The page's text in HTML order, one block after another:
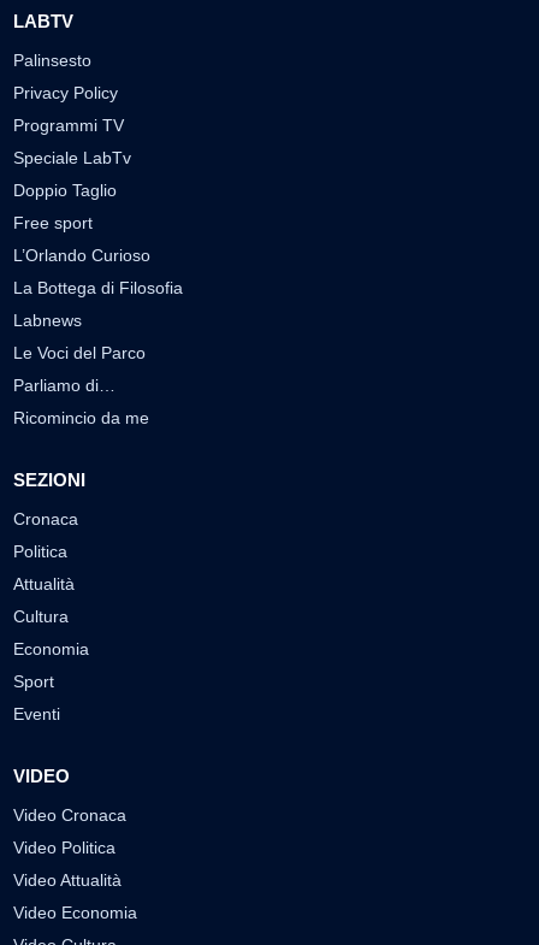
LABTV
Palinsesto
Privacy Policy
Programmi TV
Speciale LabTv
Doppio Taglio
Free sport
L’Orlando Curioso
La Bottega di Filosofia
Labnews
Le Voci del Parco
Parliamo di…
Ricomincio da me
SEZIONI
Cronaca
Politica
Attualità
Cultura
Economia
Sport
Eventi
VIDEO
Video Cronaca
Video Politica
Video Attualità
Video Economia